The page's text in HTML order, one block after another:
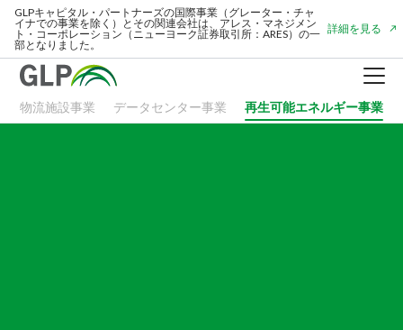
GLPキャピタル・パートナーズの国際事業（グレーター・チャ
イナでの事業を除く）とその関連会社は、アレス・マネジメン
ト・コーポレーション（ニューヨーク証券取引所：ARES）の一
部となりました。
詳細を見る
GLPキャピタル・パートナーズの国際事業（グレーター・チャ
イナでの事業を除く）とその関連会社は、アレス・マネジメン
ト・コーポレーション（ニューヨーク証券取引所：ARES）の一
部となりました。
詳細を見る
物流施設事業 データセンター事業 再生可能エネルギー事業